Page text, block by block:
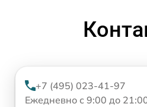
+7 (495) 023-41-97
Ежедневно с 9:00 до